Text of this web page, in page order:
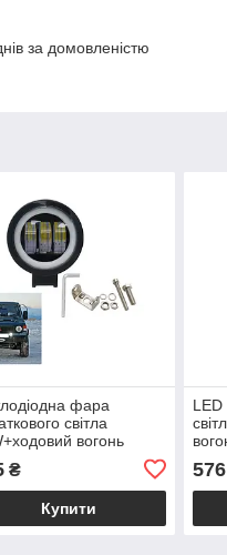
за домовленістю
фара
світла
вогонь
₴
Купити
LED
576